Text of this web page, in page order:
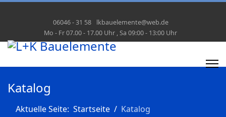
06046 - 31 58
lkbauelemente@web.de
Mo - Fr 07.00 - 17.00 Uhr , Sa 09:00 - 13:00 Uhr
Katalog
Aktuelle Seite: Startseite Katalog